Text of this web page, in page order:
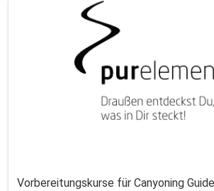
Vorbereitungskurse für Canyoning